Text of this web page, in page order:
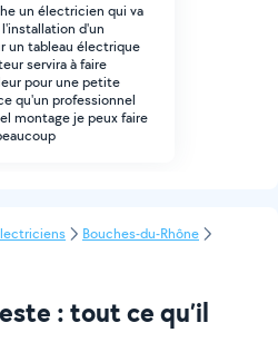
un électricien qui va
d'un
un tableau électrique
servira à faire
pour une petite
qu'un professionnel
montage je peux faire
Bouches-du-Rhône
: tout ce qu’il